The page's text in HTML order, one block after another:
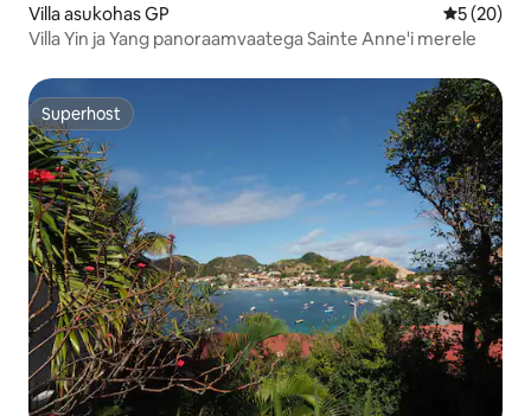
Villa asukohas GP Keskmine
5 (20)
Villa Yin ja Yang panoraamvaatega Sainte Anne'i merele
Superhost
Superhost